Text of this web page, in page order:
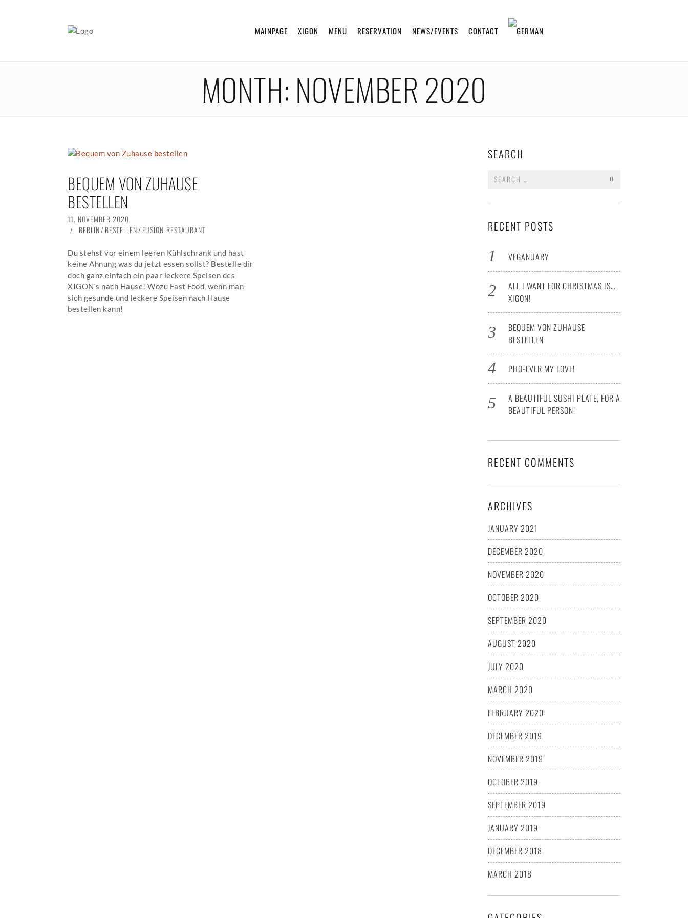
MAINPAGE XIGON MENU RESERVATION NEWS/EVENTS CONTACT
MONTH: NOVEMBER 2020
BEQUEM VON ZUHAUSE
BESTELLEN
POSTED
ON
11. NOVEMBER 2020
NOVEMBER
BERLIN/BESTELLEN/FUSION-RESTAURANT
Du stehst vor einem leeren Kühlschrank und hast
keine Ahnung was du jetzt essen sollst? Bestelle dir
doch ganz einfach ein paar leckere Speisen des
XIGON‘s nach Hause! Wozu Fast Food, wenn man
sich gesunde und leckere Speisen nach Hause
bestellen kann!
SEARCH
Search
RECENT POSTS
VEGANUARY
ALL I WANT FOR CHRISTMAS IS…
XIGON!
BEQUEM VON ZUHAUSE
BESTELLEN
PHO-EVER MY LOVE!
A BEAUTIFUL SUSHI PLATE, FOR A
BEAUTIFUL PERSON!
RECENT COMMENTS
ARCHIVES
JANUARY 2021
DECEMBER 2020
NOVEMBER 2020
OCTOBER 2020
SEPTEMBER 2020
AUGUST 2020
JULY 2020
MARCH 2020
FEBRUARY 2020
DECEMBER 2019
NOVEMBER 2019
OCTOBER 2019
SEPTEMBER 2019
JANUARY 2019
DECEMBER 2018
MARCH 2018